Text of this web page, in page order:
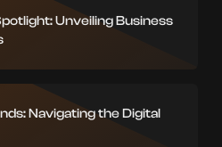
Unveiling Business
Navigating the Digital